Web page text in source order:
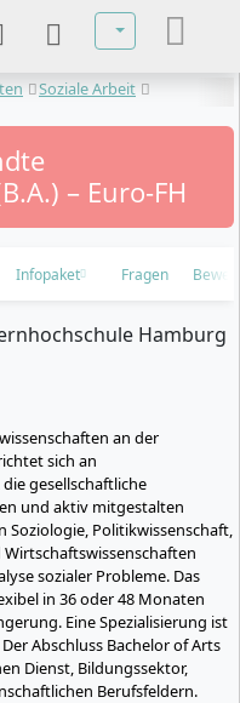
Sprache
Soziale Arbeit
– Euro-FH
Infopaket Fragen
an der
sich an
gesellschaftliche
und aktiv mitgestalten
Politikwissenschaft,
sozialer Probleme. Das
in 36 oder 48 Monaten
Eine Spezialisierung ist
Abschluss Bachelor of Arts
Dienst, Bildungssektor,
Berufsfeldern.